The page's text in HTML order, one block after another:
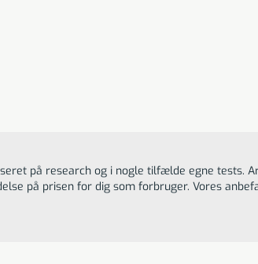
på research og i nogle tilfælde egne tests.
på prisen for dig som forbruger. Vores